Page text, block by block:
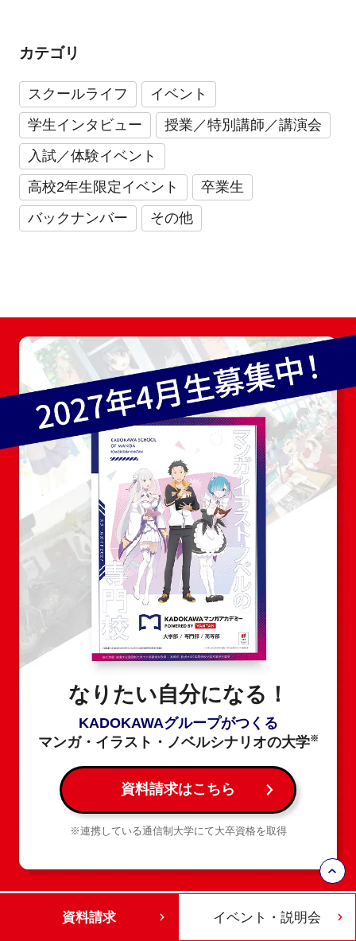
カテゴリ
スクールライフ
イベント
学生インタビュー
授業／特別講師／講演会
入試／体験イベント
高校2年生限定イベント
卒業生
バックナンバー
その他
なりたい自分になる！
KADOKAWAグループがつくる
マンガ・イラスト・ノベルシナリオの大学※
資料請求はこちら
※連携している通信制大学にて大卒資格を取得
資料請求 イベント・説明会